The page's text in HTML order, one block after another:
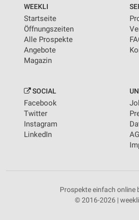
WEEKLI
Startseite
Öffnungszeiten
Alle Prospekte
Angebote
Magazin
SOCIAL
Facebook
Twitter
Instagram
LinkedIn
Prospekte einfach online
© 2016-2026 |